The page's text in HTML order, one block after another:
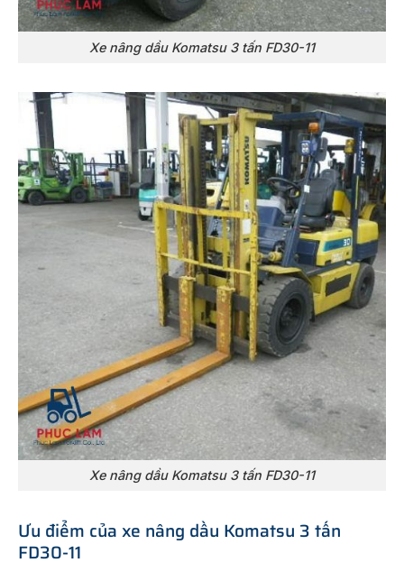
Xe nâng dầu Komatsu 3 tấn FD30-11
Xe nâng dầu Komatsu 3 tấn FD30-11
Ưu điểm của xe nâng dầu Komatsu 3 tấn
FD30-11